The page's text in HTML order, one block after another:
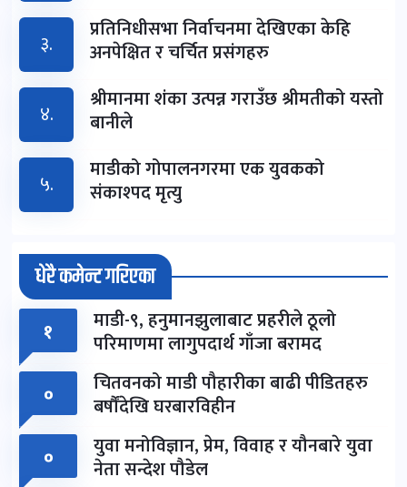
३.
प्रतिनिधीसभा निर्वाचनमा देखिएका केहि
अनपेक्षित र चर्चित प्रसंगहरु
४.
श्रीमानमा शंका उत्पन्न गराउँछ श्रीमतीको यस्तो
बानीले
५.
माडीको गोपालनगरमा एक युवकको
संकाश्पद मृत्यु
धेरै कमेन्ट गरिएका
१ माडी-९, हनुमानझुलाबाट प्रहरीले ठूलो
परिमाणमा लागुपदार्थ गाँजा बरामद
०
चितवनको माडी पौहारीका बाढी पीडितहरु
बर्षौंदेखि घरबारविहीन
०
युवा मनोविज्ञान, प्रेम, विवाह र यौनबारे युवा
नेता सन्देश पौडेल